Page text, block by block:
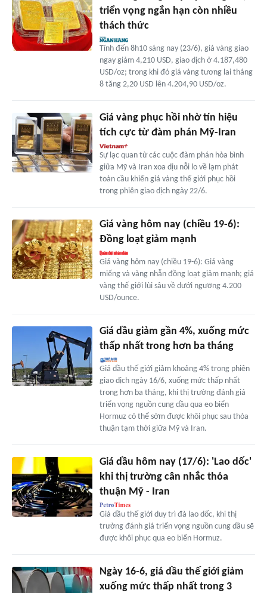
triển vọng ngắn hạn còn nhiều
thách thức
Tính đến 8h10 sáng nay (23/6), giá vàng giao
ngay giảm 4,210 USD, giao dịch ở 4.187,480
USD/oz; trong khi đó giá vàng tương lai tháng
8 tăng 2,20 USD lên 4.204,90 USD/oz.
Giá vàng phục hồi nhờ tín hiệu
tích cực từ đàm phán Mỹ-Iran
Sự lạc quan từ các cuộc đàm phán hòa bình
giữa Mỹ và Iran xoa dịu nỗi lo về lạm phát
toàn cầu khiến giá vàng thế giới phục hồi
trong phiên giao dịch ngày 22/6.
Giá vàng hôm nay (chiều 19-6):
Đồng loạt giảm mạnh
Giá vàng hôm nay (chiều 19-6): Giá vàng
miếng và vàng nhẫn đồng loạt giảm mạnh; giá
vàng thế giới lùi sâu về dưới ngưỡng 4.200
USD/ounce.
Giá dầu giảm gần 4%, xuống mức
thấp nhất trong hơn ba tháng
Giá dầu thế giới giảm khoảng 4% trong phiên
giao dịch ngày 16/6, xuống mức thấp nhất
trong hơn ba tháng, khi thị trường đánh giá
triển vọng nguồn cung dầu qua eo biển
Hormuz có thể sớm được khôi phục sau thỏa
thuận tạm thời giữa Mỹ và Iran.
Giá dầu hôm nay (17/6): 'Lao dốc'
khi thị trường cân nhắc thỏa
thuận Mỹ - Iran
Giá dầu thế giới duy trì đà lao dốc, khi thị
trường đánh giá triển vọng nguồn cung dầu sẽ
được khôi phục qua eo biển Hormuz.
Ngày 16-6, giá dầu thế giới giảm
xuống mức thấp nhất trong 3